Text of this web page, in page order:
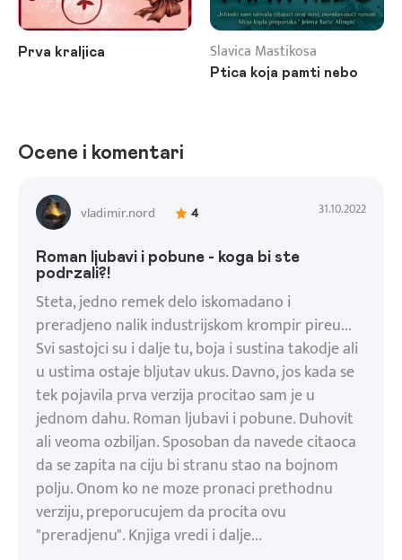
Prva kraljica Slavica Mastikosa
Ptica koja pamti nebo
Ocene i komentari
vladimir.nord 4 31.10.2022
Roman ljubavi i pobune - koga bi ste
podrzali?!
Steta, jedno remek delo iskomadano i
preradjeno nalik industrijskom krompir pireu...
Svi sastojci su i dalje tu, boja i sustina takodje ali
u ustima ostaje bljutav ukus. Davno, jos kada se
tek pojavila prva verzija procitao sam je u
jednom dahu. Roman ljubavi i pobune. Duhovit
ali veoma ozbiljan. Sposoban da navede citaoca
da se zapita na ciju bi stranu stao na bojnom
polju. Onom ko ne moze pronaci prethodnu
verziju, preporucujem da procita ovu
"preradjenu". Knjiga vredi i dalje...